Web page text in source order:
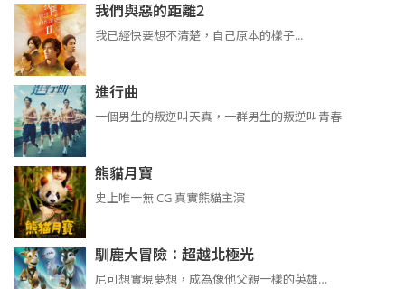
我們與惡的距離2
我已經快要想不清楚，自己原本的樣子...
進行曲
​​​一個男生的叛逆叫天真，一群男生的叛逆叫青春
熊貓月寶
史上唯一無 CG 真實熊貓主演
馴鹿大冒險：超越北極光
尼可想實現夢想，成為像他父親一樣的英雄…